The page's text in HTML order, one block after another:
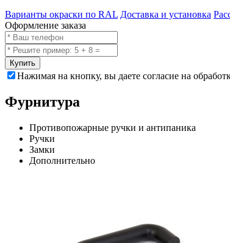
Варианты окраски по RAL Доставка и установка
Оформление заказа
Купить
Нажимая на кнопку, вы даете согласие на
Фурнитура
Противопожарные ручки и антипаника
Ручки
Замки
Дополнительно